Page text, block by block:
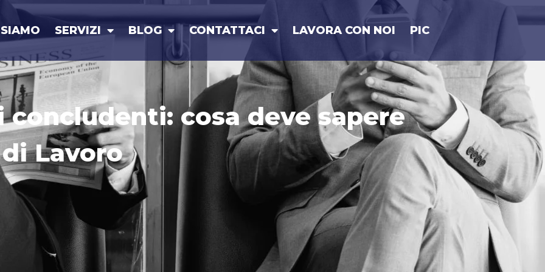
SERVIZI BLOG CONTATTACI LAVORA CON NOI PIC
cosa deve sapere
Lavoro